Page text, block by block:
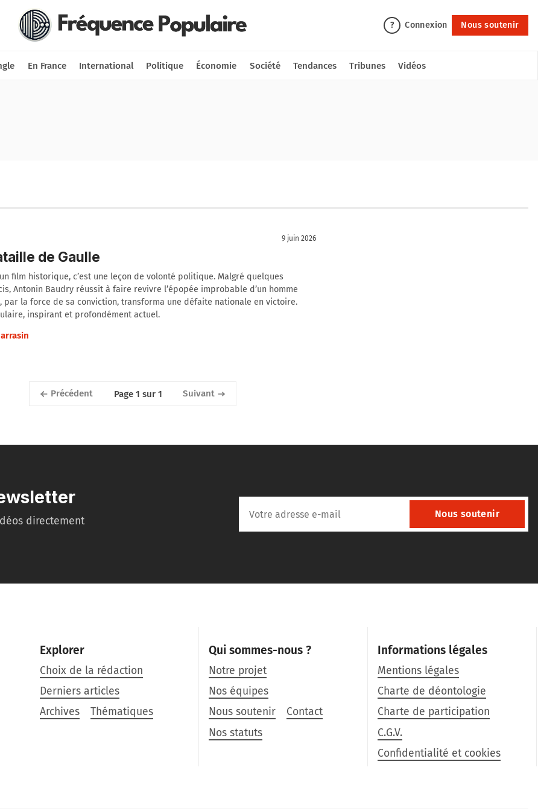
? Connexion Nous soutenir
En France International Politique Économie Société Tendances Tribunes Vidéos
Nous soutenir
9 juin 2026
de Gaulle
film historique, c’est une leçon de volonté politique. Malgré quelques
Antonin Baudry réussit à faire revivre l’épopée improbable d’un homme
par la force de sa conviction, transforma une défaite nationale en victoire.
inspirant et profondément actuel.
Précédent Page 1 sur 1 Suivant
directement
Nous soutenir
Explorer
Choix de la rédaction
Derniers articles
Archives
Thématiques
Qui sommes-nous ?
Notre projet
Nos équipes
Nous soutenir
Contact
Nos statuts
Informations légales
Mentions légales
Charte de déontologie
Charte de participation
C.G.V.
Confidentialité et cookies